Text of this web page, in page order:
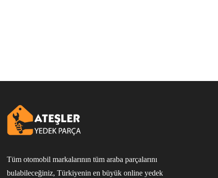
Tüm otomobil markalarının tüm araba parçalarını
bulabileceğiniz, Türkiyenin en büyük online yedek